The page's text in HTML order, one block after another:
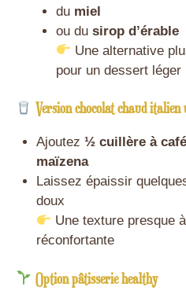
du miel
ou du sirop d’érable
Une alternative
pour un dessert léger
Version chocolat chaud
Ajoutez ½ cuillère à
maïzena
Laissez épaissir
doux
Une texture presque
réconfortante
Option pâtisserie healthy